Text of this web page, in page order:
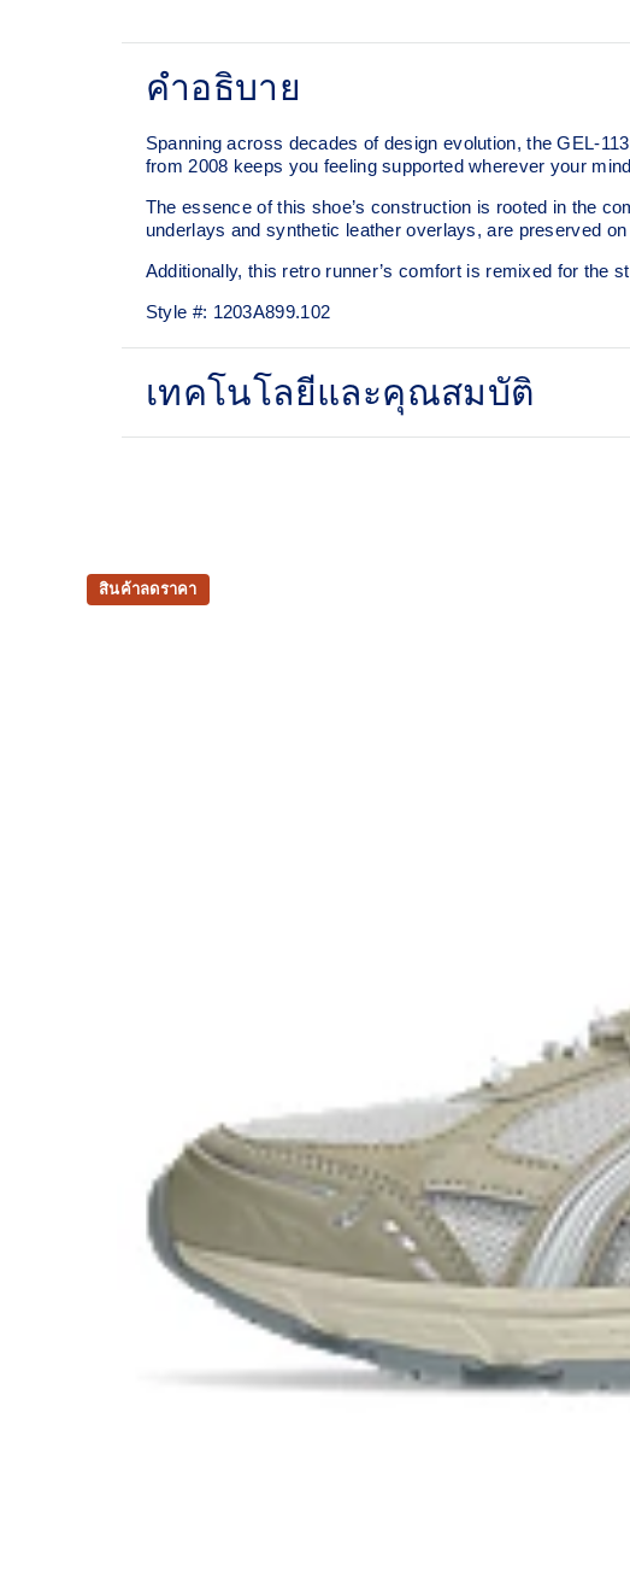
คำอธิบาย
Spanning across decades of design evolution, the GEL-
from 2008 keeps you feeling supported wherever your
The essence of this shoe’s construction is rooted in the
underlays and synthetic leather overlays, are preserved
Additionally, this retro runner’s comfort is remixed for the
Style #: 1203A899.102
เทคโนโลยีและคุณสมบัติ
and shock absorption.
สินค้าลดราคา